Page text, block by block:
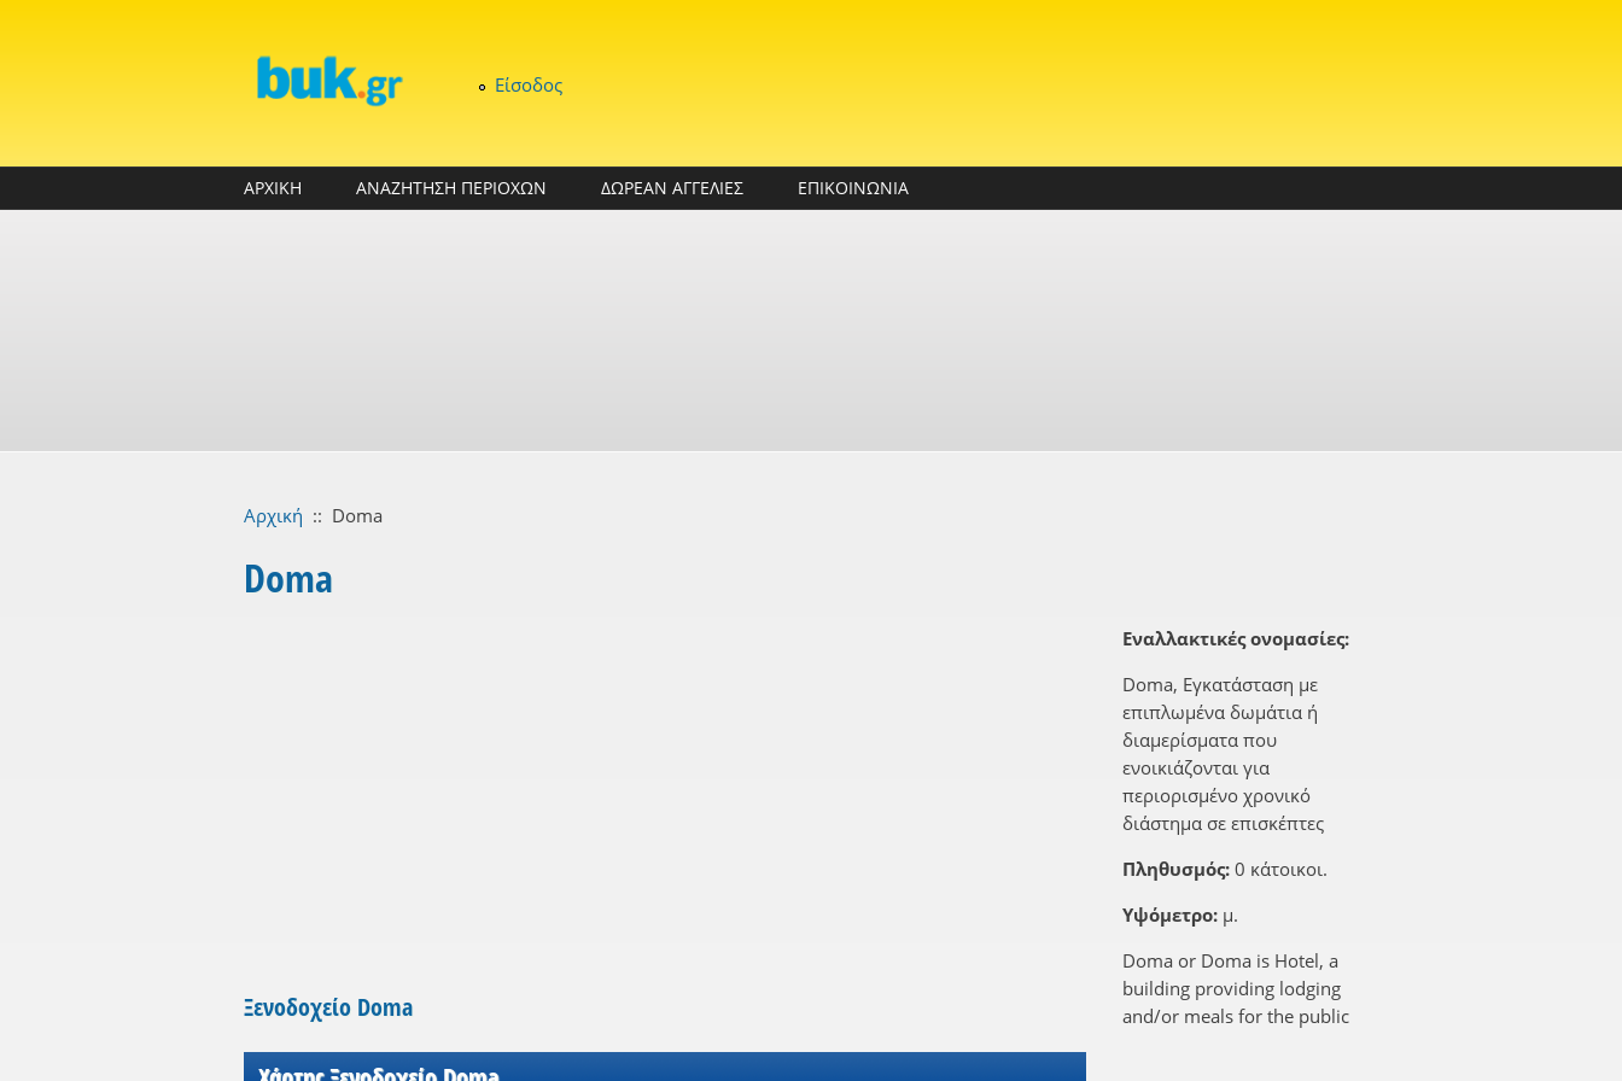
Είσοδος
ΑΡΧΙΚΗ ΑΝΑΖΗΤΗΣΗ ΠΕΡΙΟΧΩΝ ΔΩΡΕΑΝ ΑΓΓΕΛΙΕΣ ΕΠΙΚΟΙΝΩΝΙΑ
Αρχική :: Doma
Doma
Ξενοδοχείο Doma
Εναλλακτικές ονομασίες:
Doma, Εγκατάσταση με
επιπλωμένα δωμάτια ή
διαμερίσματα που
ενοικιάζονται για
περιορισμένο χρονικό
διάστημα σε επισκέπτες
Πληθυσμός: 0 κάτοικοι.
Υψόμετρο: μ.
Doma or Doma is Hotel, a
building providing lodging
and/or meals for the public